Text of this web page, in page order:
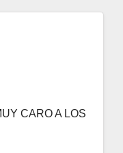
CARO A LOS